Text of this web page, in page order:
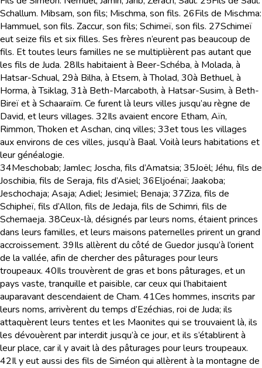
Schallum. Mibsam, son fils; Mischma, son fils. 26Fils de Mischma:
Hammuel, son fils. Zaccur, son fils; Schimeï, son fils. 27Schimeï
eut seize fils et six filles. Ses frères n’eurent pas beaucoup de
fils. Et toutes leurs familles ne se multiplièrent pas autant que
les fils de Juda. 28Ils habitaient à Beer-Schéba, à Molada, à
Hatsar-Schual, 29à Bilha, à Etsem, à Tholad, 30à Bethuel, à
Horma, à Tsiklag, 31à Beth-Marcaboth, à Hatsar-Susim, à Beth-
Bireï et à Schaaraïm. Ce furent là leurs villes jusqu’au règne de
David, et leurs villages. 32Ils avaient encore Etham, Aïn,
Rimmon, Thoken et Aschan, cinq villes; 33et tous les villages
aux environs de ces villes, jusqu’à Baal. Voilà leurs habitations et
leur généalogie.
34Meschobab; Jamlec; Joscha, fils d’Amatsia; 35Joël; Jéhu, fils de
Joschibia, fils de Seraja, fils d’Asiel; 36Eljoénaï; Jaakoba;
Jeschochaja; Asaja; Adiel; Jesimiel; Benaja; 37Ziza, fils de
Schipheï, fils d’Allon, fils de Jedaja, fils de Schimri, fils de
Schemaeja. 38Ceux-là, désignés par leurs noms, étaient princes
dans leurs familles, et leurs maisons paternelles prirent un grand
accroissement. 39Ils allèrent du côté de Guedor jusqu’à l’orient
de la vallée, afin de chercher des pâturages pour leurs
troupeaux. 40Ils trouvèrent de gras et bons pâturages, et un
pays vaste, tranquille et paisible, car ceux qui l’habitaient
auparavant descendaient de Cham. 41Ces hommes, inscrits par
leurs noms, arrivèrent du temps d’Ezéchias, roi de Juda; ils
attaquèrent leurs tentes et les Maonites qui se trouvaient là, ils
les dévouèrent par interdit jusqu’à ce jour, et ils s’établirent à
leur place, car il y avait là des pâturages pour leurs troupeaux.
42Il y eut aussi des fils de Siméon qui allèrent à la montagne de